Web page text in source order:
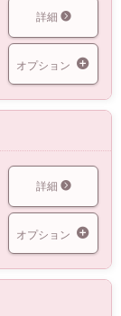
詳細
オプション
詳細
オプション